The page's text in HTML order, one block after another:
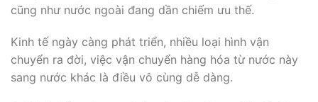
cũng như nước ngoài đang dần chiếm ưu thế.
Kinh tế ngày càng phát triển, nhiều loại hình vận
chuyển ra đời, việc vận chuyển hàng hóa từ nước này
sang nước khác là điều vô cùng dễ dàng.